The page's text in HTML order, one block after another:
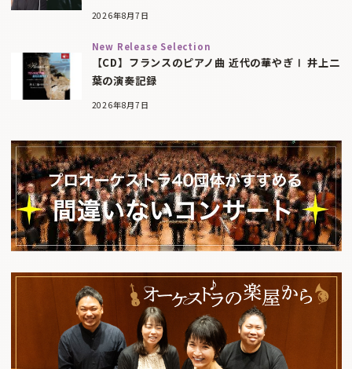
2026年8月7日
New Release Selection
【CD】フランスのピアノ曲 近代の華やぎⅠ 井上二
葉の演奏記録
2026年8月7日